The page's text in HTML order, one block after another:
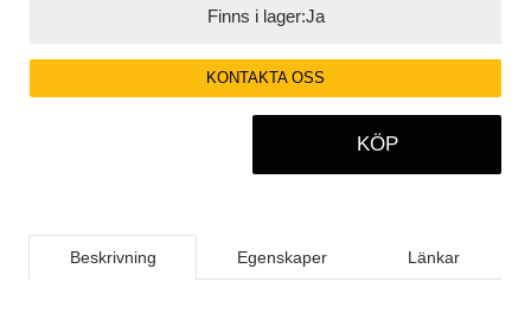
Finns i lager:Ja
KONTAKTA OSS
KÖP
Beskrivning Egenskaper Länkar